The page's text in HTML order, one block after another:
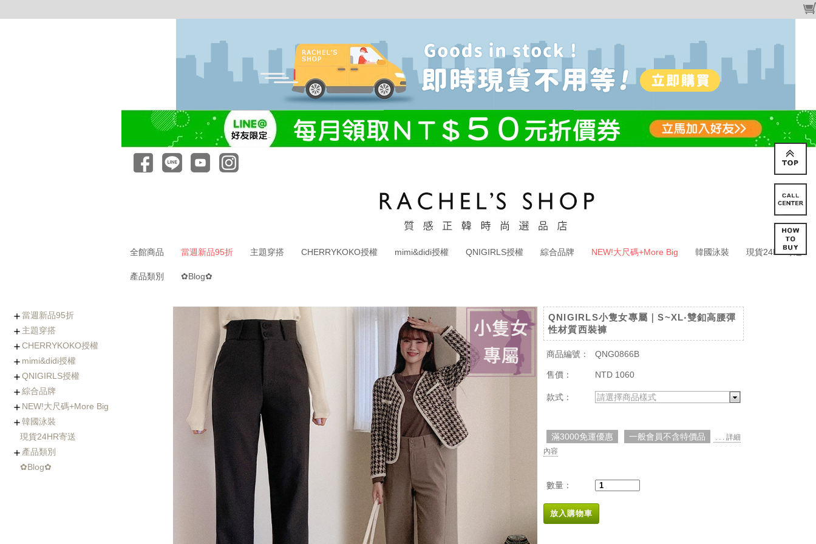
全館商品 當週新品95折 主題穿搭 CHERRYKOKO授權 mimi&didi授權 QNIGIRLS授權 綜合品牌 NEW!大尺碼+More Big 韓國泳裝 現貨24HR寄送
產品類別 ✿Blog✿
當週新品95折
0806-0812新品
(8/5~8/12優惠95折)
0730-0805新品
0723-0729新品
0716-0722新品
0702-0708新品
主題穿搭
Chic x Slim｜逆天長腿
西裝褲特蒐
化身金秘書｜OL上衣穿
搭特輯
婚禮不失禮｜穿出好人
緣的優雅穿搭
小隻女專屬長褲｜再也
不用改褲長了！
徹底擊中他的心｜約會
穿搭必勝術
穿出時髦與優雅｜時尚
風衣特輯
寒流我不怕｜時髦保暖
外套特蒐
羊毛大衣
手工羊毛大衣
羽絨外套/鋪棉外套
毛衣外套
其它款式外套
海島假期必備｜渡假風
單品一次打包
棉花糖女孩の顯瘦絕招
Basic Wear｜365天天
都好搭！
穿過回不去的褲子
社團人氣款
Rachel's World直播間
名人推薦
人氣部落客Chiao推薦
年代新聞主播著用款
CHERRYKOKO授權
+ Made koko
+ Basic基礎內搭
+ Top上衣類
+ Outer外套類
+ Onepeice洋裝類
+ Skirt裙子類
+ Pants褲子類
+ Jeans單寧類
+ Acc配件類
+ Bag&Shoes包款&鞋
類
+ Summer Look
mimi&didi授權
+ Basic基礎內搭
+ Top上衣類
+ Outer外套類
+ Onepiece洋裝類
+ Skirt裙子類
+ Pants褲子類
+ Jeans單寧類
+ Acc配件類
+ Bag&Shoes包款&鞋
類
+ Homewear家居服飾
+ Summer Look
QNIGIRLS授權
+ QNIMADE
+ 155JEANS
+5cm加長版
+ Basic基礎內搭
+ Top上衣類
+ Outer外套類
+ Onepiece洋裝類
+ Skirt裙子類
+ Pants褲子類
+ Jeans單寧類
+ Acc配件類
+ Bags&Shoes包款&鞋
類
綜合品牌
+ Basic基礎內搭
+ Top上衣類
+ Outer外套類
+ Onepeice洋裝類
+ Skirt裙子類
+ Pants褲子類
+ Jeans單寧類
+ Bag&Shoes包款&鞋
類
+ Acc配件類
+ Summer Look
+ Fitnese Wear +
NEW!大尺碼+More Big
+ Top大尺碼上衣
+ Dress大尺碼洋裝
+ Ouetr大尺碼外套
+ Bottom大尺碼下身
韓國泳裝
連身泳裝
兩件式比基尼
三&四件式比基尼
大尺碼泳衣
防曬衣rash guard
玩水配件
現貨24HR寄送
產品類別
Basic基礎內搭
Top上衣類
Outer外套類
Skirt裙類
Pants褲類
Onepiece洋裝類
Acc配件類
Shoes鞋類
Bag包類
Homewear家居服飾
FitnessWear
✿Blog✿
QNIGIRLS小隻女專屬｜S~XL‧雙釦高腰彈
性材質西裝褲
商品編號： QNG0866B
售價： NTD 1060
款式： 請選擇商品樣式
滿3000免運優惠 一般會員不含特價品
. . . 詳細
內容
數量：
放入購物車